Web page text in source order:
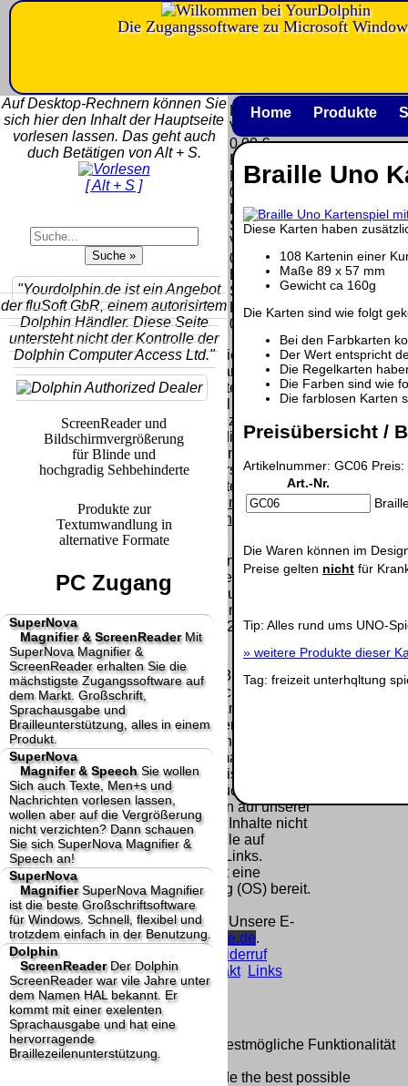
Braille Uno
Diese Karten haben
108 Kartenin einer
Maße 89 x 57 mm
Gewicht ca 160g
Die Karten sind wie folgt
Bei den Farbkarten
Der Wert entspricht
Die Regelkarten
Die Farben sind wie
Die farblosen Karten
Preisübersicht /
Artikelnummer: GC06 Preis:
Art.-Nr.
Die Waren können im
Preise gelten nicht für
Tip: Alles rund ums UNO-
» weitere Produkte dieser
Tag: freizeit unterhqltung
Home Produkte
Auf Desktop-Rechnern können Sie
sich hier den Inhalt der Hauptseite
vorlesen lassen. Das geht auch
duch Betätigen von Alt + S.
[ Alt + S ]
"Yourdolphin.de ist ein Angebot
der fluSoft GbR, einem autorisirtem
Dolphin Händler. Diese Seite
untersteht nicht der Kontrolle der
Dolphin Computer Access Ltd."
ScreenReader und
Bildschirmvergrößerung
für Blinde und
hochgradig Sehbehinderte
Produkte zur
Textumwandlung in
alternative Formate
PC Zugang
SuperNova
Magnifier & ScreenReaderMit
SuperNova Magnifier &
ScreenReader erhalten Sie die
mächstigste Zugangssoftware auf
dem Markt. Großschrift,
Sprachausgabe und
Brailleunterstützung, alles in einem
Produkt.
SuperNova
Magnifer & SpeechSie wollen
Sich auch Texte, Men+s und
Nachrichten vorlesen lassen,
wollen aber auf die Vergrößerung
nicht verzichten? Dann schauen
Sie sich SuperNova Magnifier &
Speech an!
SuperNova
MagnifierSuperNova Magnifier
ist die beste Großschriftsoftware
für Windows. Schnell, flexibel und
trotzdem einfach in der Benutzung.
Dolphin
ScreenReaderDer Dolphin
ScreenReader war vile Jahre unter
dem Namen HAL bekannt. Er
kommt mit einer exelenten
Sprachausgabe und hat eine
hervorragende
Braillezeilenunterstützung.
Die Zugangssoftware zu Microsoft
Code:
Deutschland
Nachnahme:
8.95 €
Deutschland
Vorkasse: 6.95
€
Schweiz)
Vorkasse:
20.00 €
EU (inkl.
Schweiz)
PayPal: 20.00
€
Der Versand erfolgt
als versichertes
Selbstabholung
vom Büro oder
von
0.00 €
Deutschland
Vorkasse:
0.00 €
Deutschland
PayPal:
0.00 €
EU (inkl.
Schweiz)
Vorkasse:
0.00 €
EU (inkl.
Schweiz)
PayPal:
0.00 €
Bei dieser
Versandart
erhalten Sie per
Email z.B. einen
Lizenzschlüssel
und die
Rechnung /
Lieferschein. Sie
erhalten also
keinen
Datenträger
Die in diesem Dokument genannten
Warenzeichen sind Eigentum der jeweiligen
Firmen. Preisänderungen, Irrtümer und
technische Änderungen vorbehalten.
letzte Änderung: 14. September 2025 fluSoft
Spezial Computer Technik,
Mit einem Urteil vom 12.05.1998 - 312 O 85/98 -
Haftung für Links hat das Landgericht Hamburg
entschieden, dass man durch die Anbringung
eines Links, die Inhalte der gelinkten Seite ggf.
mit zu verantworten hat. Dieses kann nur
dadurch verhindert werden, dass man sich
ausdrücklich von diesen Inhalten distanziert.
Hiermit distanzieren wir uns ausdrücklich von
allen Inhalten, aller gelinkten Seiten auf unserer
Homepage und machen uns diese Inhalte nicht
zu eigen. Diese Erklärung gilt für alle auf
unserer Homepage angebrachten Links.
Die Europäische Kommission stellt eine
Plattform zur Online-Streitbeilegung (OS) bereit.
Die Plattform finden Sie unter
http://ec.europa.eu/consumers/odr/
Unsere E-
Mailadresse lautet:info@dolphin-de.de.
Seitenanfang
Widerruf
Datenschutz Urheberrechte Kontakt
Links
Katalog (PDF) Sitemap
2026
Wir sind
[
große Anzeige Schließen
Diese Website nutzt Cookies, um bestmögliche Funktionalität
bieten zu können.
This website uses cookies to provide the best possible